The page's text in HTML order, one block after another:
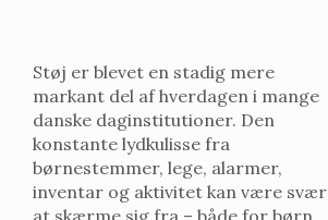
Støj er blevet en stadig mere
markant del af hverdagen i mange
danske daginstitutioner. Den
konstante lydkulisse fra
børnestemmer, lege, alarmer,
inventar og aktivitet kan være svær